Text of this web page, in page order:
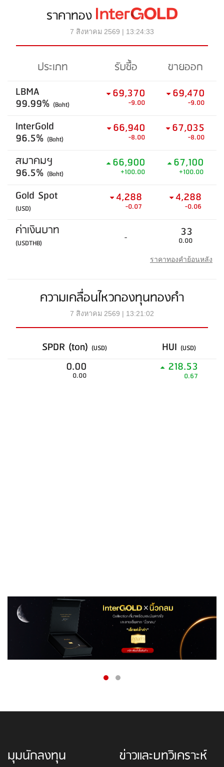
ราคาทอง
7 สิงหาคม 2569 | 13:24:33
ประเภท รับซื้อ
ขายออก
LBMA
99.99% (Baht)
69,370
-9.00
69,470
-9.00
InterGold
96.5% (Baht)
66,940
-8.00
67,035
-8.00
สมาคมฯ
96.5% (Baht)
66,900
+100.00
67,100
+100.00
Gold Spot
(USD)
4,288
-0.07
4,288
-0.06
ค่าเงินบาท
(USDTHB) - 33
0.00
ราคาทองคำย้อนหลัง
ความเคลื่อนไหวกองทุนทองคำ
7 สิงหาคม 2569 | 13:21:02
SPDR (ton) (USD) HUI (USD)
0.00
0.00
218.53
0.67
มุมนักลงทุน ข่าวและบทวิเคราะห์